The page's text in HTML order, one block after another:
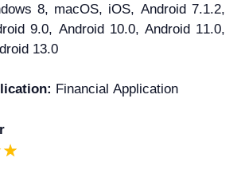
8, macOS, iOS, Android 7.1.2,
9.0, Android 10.0, Android 11.0,
13.0
Financial Application